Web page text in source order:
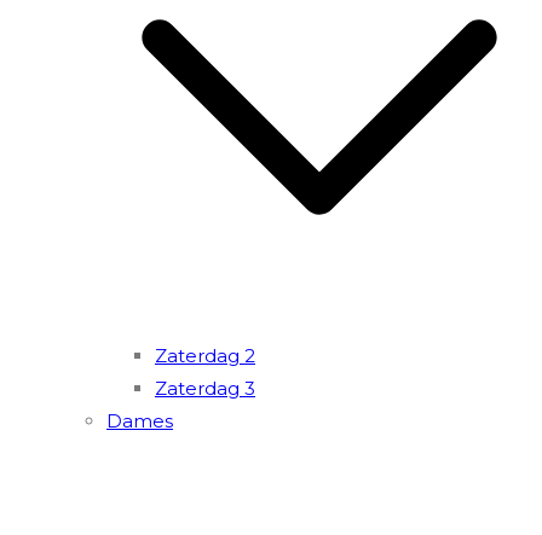
Zaterdag 2
Zaterdag 3
Dames